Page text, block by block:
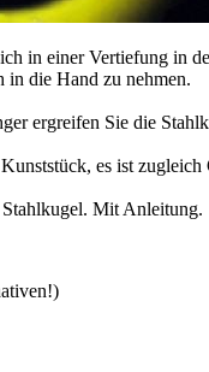
in einer Vertiefung in
in die Hand zu nehmen.
ergreifen Sie die
es ist zugleich
Mit Anleitung.